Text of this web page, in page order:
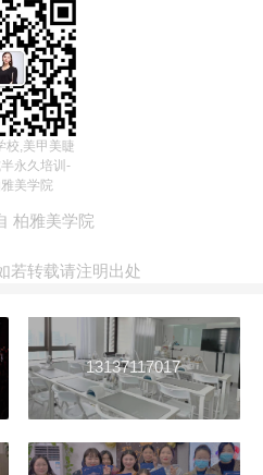
校,美甲美睫
永久培训-
美学院
柏雅美学院
若转载请注明出处
13137117017